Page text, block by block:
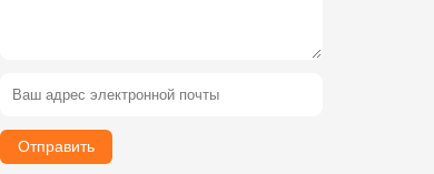
Отправить